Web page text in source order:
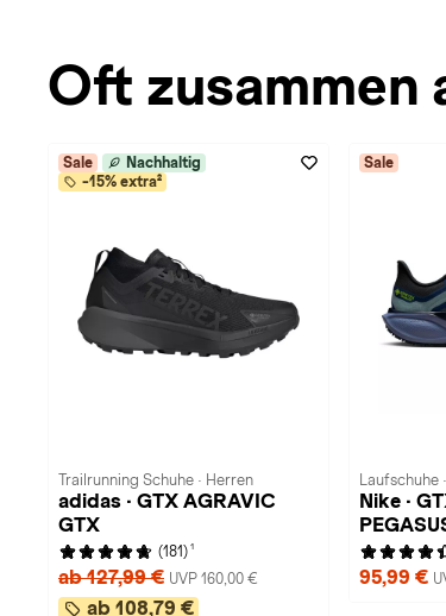
Oft zusammen
Sale
Nachhaltig
-15% extra²
Trailrunning Schuhe · Herren
adidas · GTX AGRAVIC
GTX
(181) 1
ab 127,99 € UVP 160,00 €
ab 108,79 €
Sale
Laufschuhe
Nike ·
95,99 €